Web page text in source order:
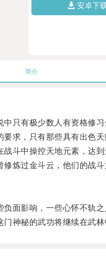
安卓下
简介
只有极少数人有资格修习
，只有那些具有出色天
中操控天地元素，达到
过金斗云，他们的战斗
影响，一些心怀不轨之
秘的武功将继续在武林